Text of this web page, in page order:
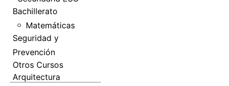
Bachillerato
Matemáticas
Seguridad y
Prevención
Otros Cursos
Arquitectura